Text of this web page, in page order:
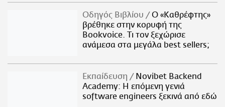
Οδηγός Βιβλίου
Ο «Καθρέφτης»
βρέθηκε στην κορυφή της
Bookvoice. Τι τον ξεχώρισε
ανάμεσα στα μεγάλα best sellers;
Εκπαίδευση
Novibet Backend
Academy: Η επόμενη γενιά
software engineers ξεκινά από εδώ